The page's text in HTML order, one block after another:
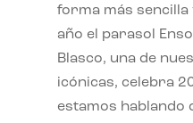
forma más sencilla
año el parasol
Blasco, una de
icónicas, celebra
estamos hablando